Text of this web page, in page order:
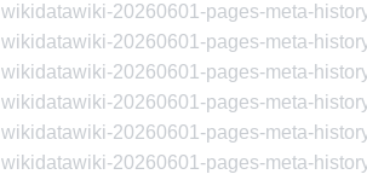
wikidatawiki-20260601-pages-meta-
wikidatawiki-20260601-pages-meta-
wikidatawiki-20260601-pages-meta-
wikidatawiki-20260601-pages-meta-
wikidatawiki-20260601-pages-meta-
wikidatawiki-20260601-pages-meta-